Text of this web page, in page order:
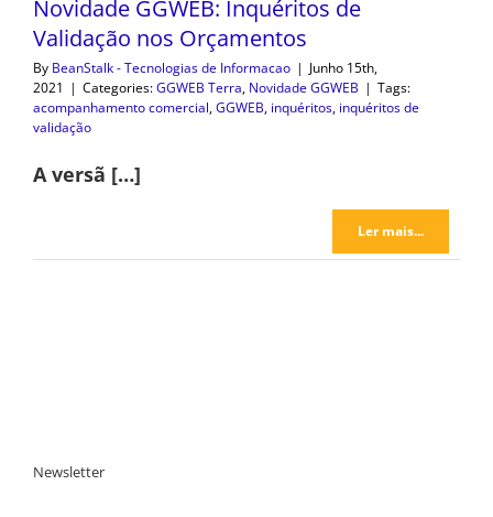
Novidade GGWEB: Inquéritos de
Validação nos Orçamentos
By BeanStalk - Tecnologias de Informacao | Junho 15th,
2021 | Categories:GGWEB Terra, Novidade GGWEB | Tags:
acompanhamento comercial,GGWEB, inquéritos, inquéritos de
validação
A versã […]
Ler mais...
Newsletter